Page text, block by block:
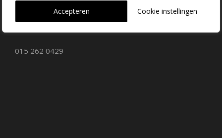
Cookie instellingen
Accepteren
2645 AW Delfgauw
015 262 0429